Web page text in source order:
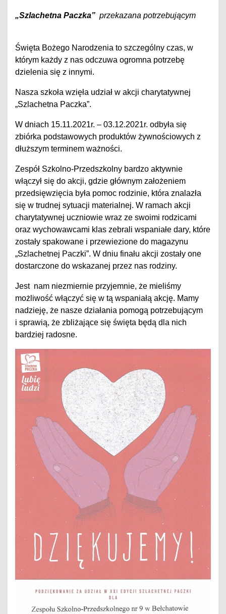
„Szlachetna Paczka” przekazana potrzebującym
Święta Bożego Narodzenia to szczególny czas, w
którym każdy z nas odczuwa ogromna potrzebę
dzielenia się z innymi.
Nasza szkoła wzięła udział w akcji charytatywnej
„Szlachetna Paczka”.
W dniach 15.11.2021r. – 03.12.2021r. odbyła się
zbiórka podstawowych produktów żywnościowych z
dłuższym terminem ważności.
Zespół Szkolno-Przedszkolny bardzo aktywnie
włączył się do akcji, gdzie głównym założeniem
przedsięwzięcia była pomoc rodzinie, która znalazła
się w trudnej sytuacji materialnej. W ramach akcji
charytatywnej uczniowie wraz ze swoimi rodzicami
oraz wychowawcami klas zebrali wspaniałe dary, które
zostały spakowane i przewiezione do magazynu
„Szlachetnej Paczki”. W dniu finału akcji zostały one
dostarczone do wskazanej przez nas rodziny.
Jest nam niezmiernie przyjemnie, że mieliśmy
możliwość włączyć się w tą wspaniałą akcję. Mamy
nadzieję, że nasze działania pomogą potrzebującym
i sprawią, że zbliżające się święta będą dla nich
bardziej radosne.